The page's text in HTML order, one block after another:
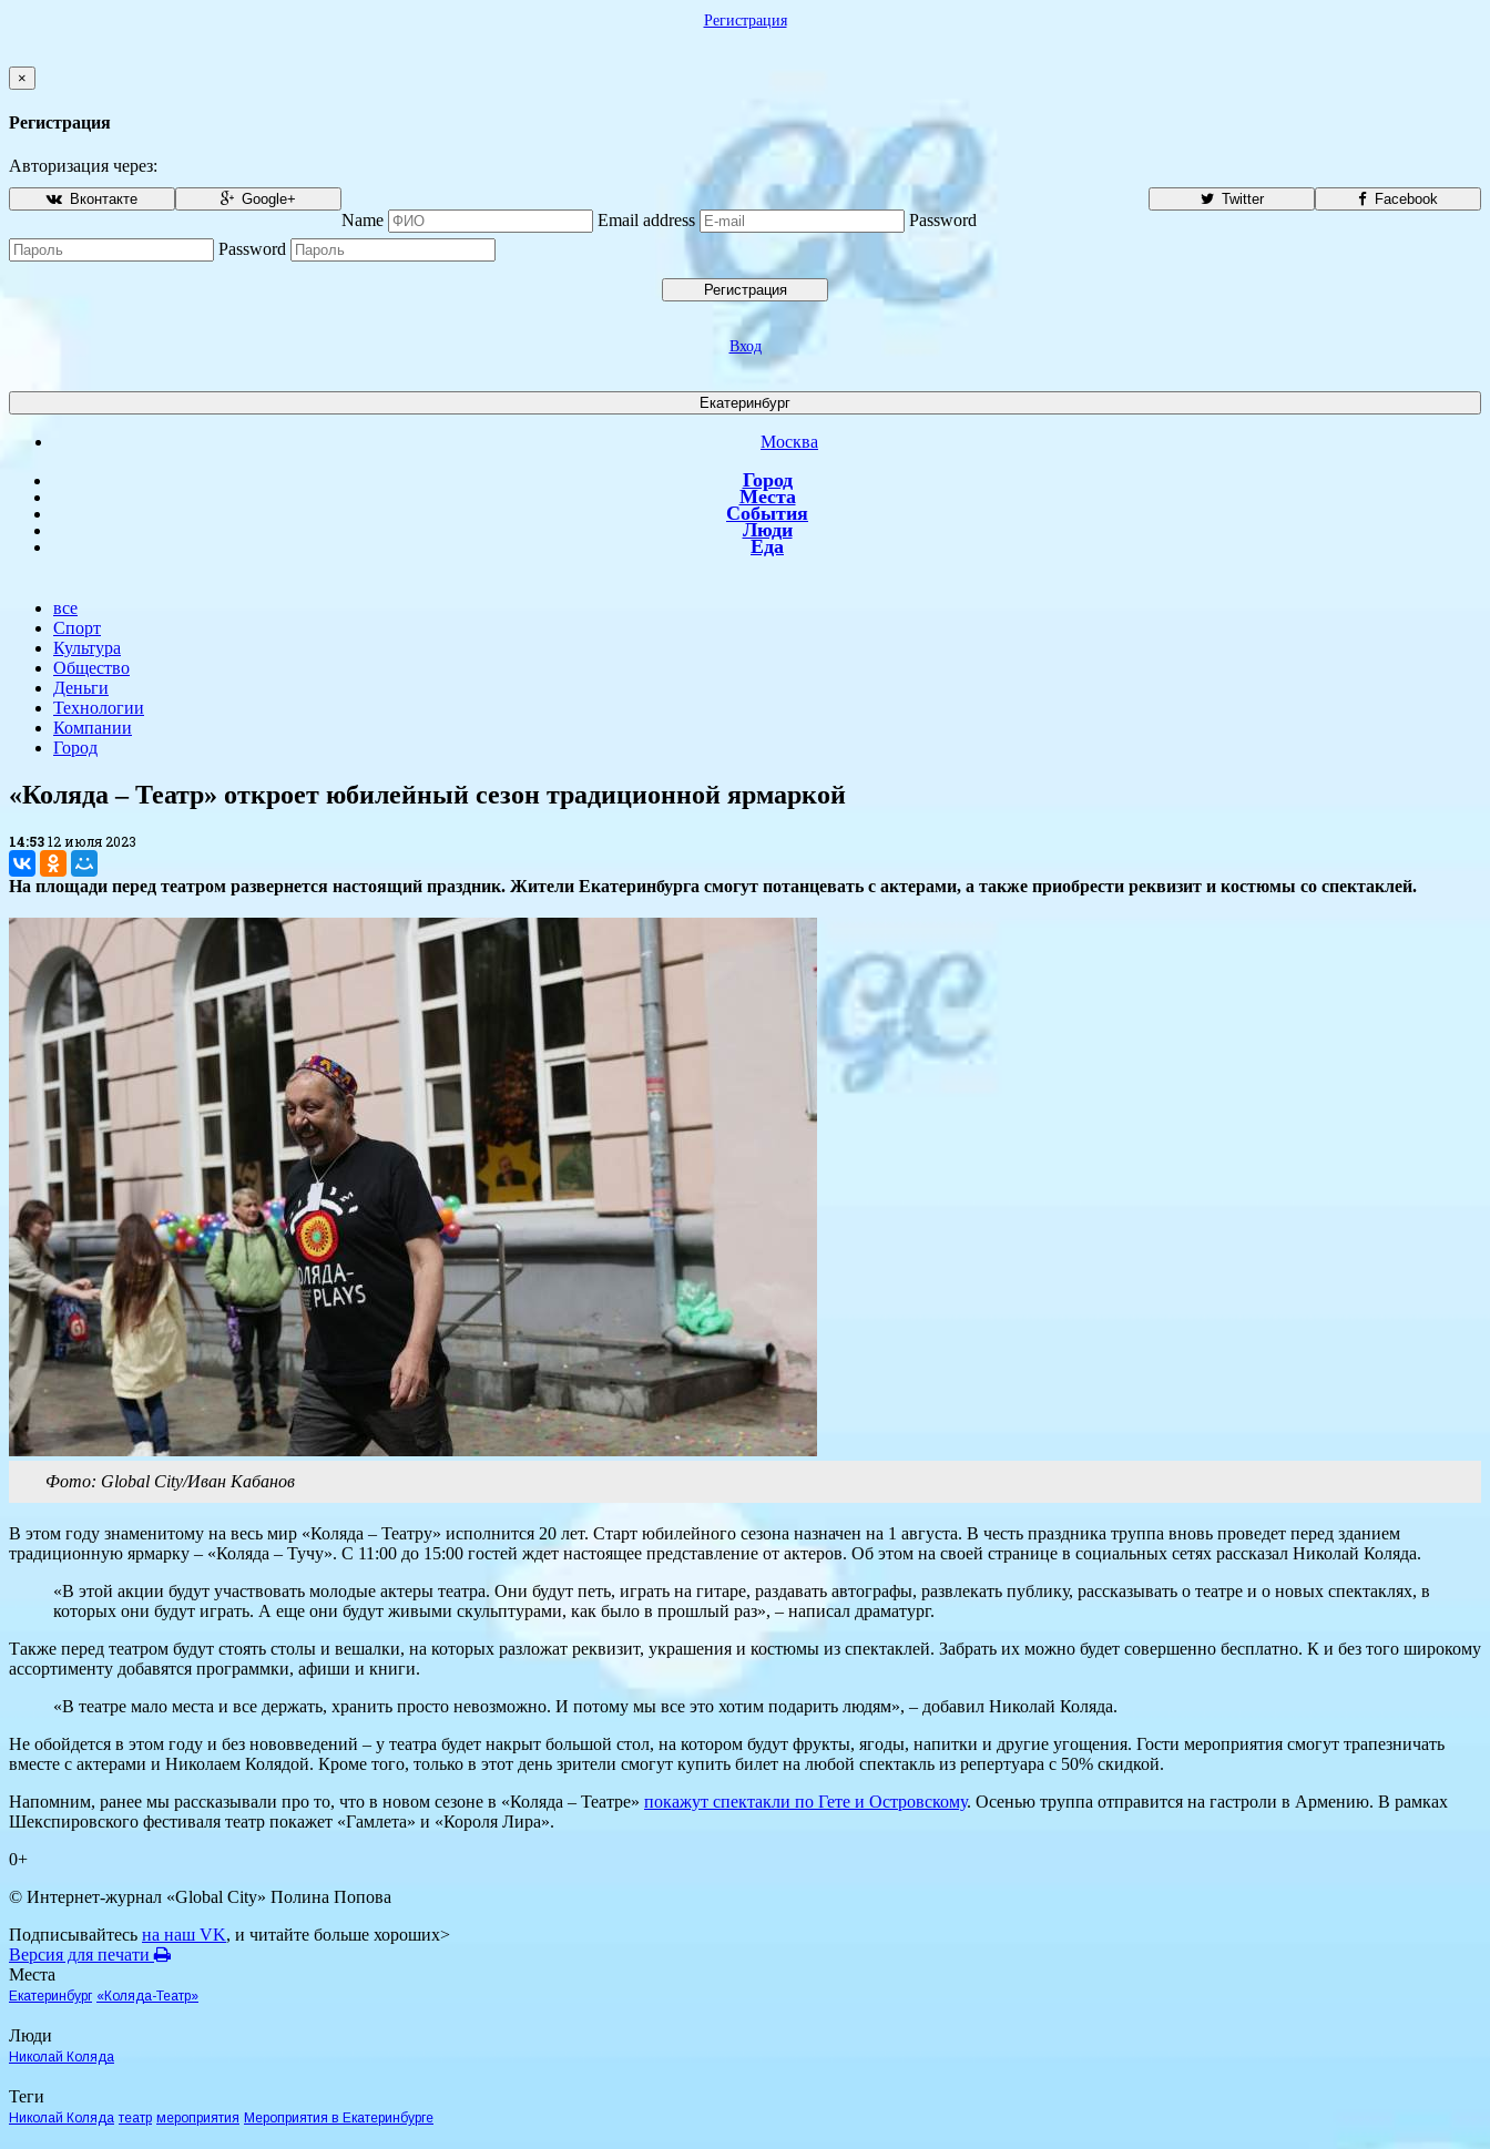
Регистрация
×
Регистрация
Авторизация через:
Facebook
Вконтакте Twitter
Google+
Name Email address
Password
Password
Регистрация
Вход
Екатеринбург
Москва
Город
Места
События
Люди
Еда
все
Спорт
Культура
Общество
Деньги
Технологии
Компании
Город
«Коляда – Театр» откроет юбилейный сезон традиционной ярмаркой
14:5312 июля 2023
На площади перед театром развернется настоящий праздник. Жители Екатеринбурга смогут потанцевать с актерами, а также приобрести реквизит и костюмы со спектаклей.
Фото: Global City/Иван Кабанов
В этом году знаменитому на весь мир «Коляда – Театру» исполнится 20 лет. Старт юбилейного сезона назначен на 1 августа. В честь праздника труппа вновь проведет перед зданием
традиционную ярмарку – «Коляда – Тучу». С 11:00 до 15:00 гостей ждет настоящее представление от актеров. Об этом на своей странице в социальных сетях рассказал Николай Коляда.
«В этой акции будут участвовать молодые актеры театра. Они будут петь, играть на гитаре, раздавать автографы, развлекать публику, рассказывать о театре и о новых спектаклях, в
которых они будут играть. А еще они будут живыми скульптурами, как было в прошлый раз», – написал драматург.
Также перед театром будут стоять столы и вешалки, на которых разложат реквизит, украшения и костюмы из спектаклей. Забрать их можно будет совершенно бесплатно. К и без того широкому
ассортименту добавятся программки, афиши и книги.
«В театре мало места и все держать, хранить просто невозможно. И потому мы все это хотим подарить людям», – добавил Николай Коляда.
Не обойдется в этом году и без нововведений – у театра будет накрыт большой стол, на котором будут фрукты, ягоды, напитки и другие угощения. Гости мероприятия смогут трапезничать
вместе с актерами и Николаем Колядой. Кроме того, только в этот день зрители смогут купить билет на любой спектакль из репертуара с 50% скидкой.
Напомним, ранее мы рассказывали про то, что в новом сезоне в «Коляда – Театре» покажут спектакли по Гете и Островскому. Осенью труппа отправится на гастроли в Армению. В рамках
Шекспировского фестиваля театр покажет «Гамлета» и «Короля Лира».
0+
© Интернет-журнал «Global City» Полина Попова
Подписывайтесь на наш VK, и читайте больше хороших>
Версия для печати
Места
Екатеринбург «Коляда-Театр»
Люди
Николай Коляда
Теги
Николай Коляда театр мероприятия Мероприятия в Екатеринбурге